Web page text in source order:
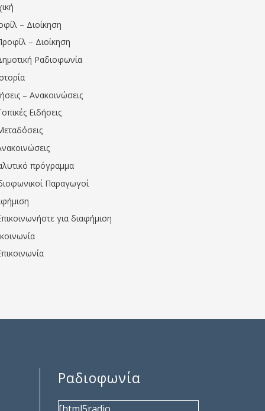
– Διοίκηση
– Διοίκηση
Ραδιοφωνία
– Ανακοινώσεις
Ειδήσεις
πρόγραμμα
Παραγωγοί
για διαφήμιση
Ραδιοφωνία